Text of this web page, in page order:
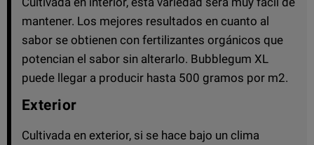
mantener. Los mejores resultados en cuanto al
sabor se obtienen con fertilizantes orgánicos que
potencian el sabor sin alterarlo. Bubblegum XL
puede llegar a producir hasta 500 gramos por m2.
Exterior
Cultivada en exterior, si se hace bajo un clima